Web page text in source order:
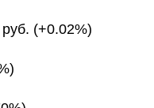
(+0.02%)